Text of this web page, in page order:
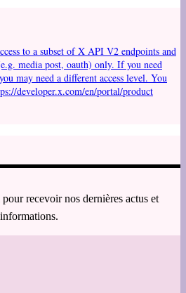
to a subset of X API V2 endpoints and
media post, oauth) only. If you need
may need a different access level. You
developer.x.com/en/portal/product
recevoir nos dernières actus et
informations.